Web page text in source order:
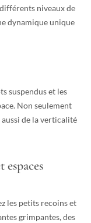
niveaux de
dynamique unique
suspendus et les
Non seulement
de la verticalité
les petits recoins et
grimpantes, des